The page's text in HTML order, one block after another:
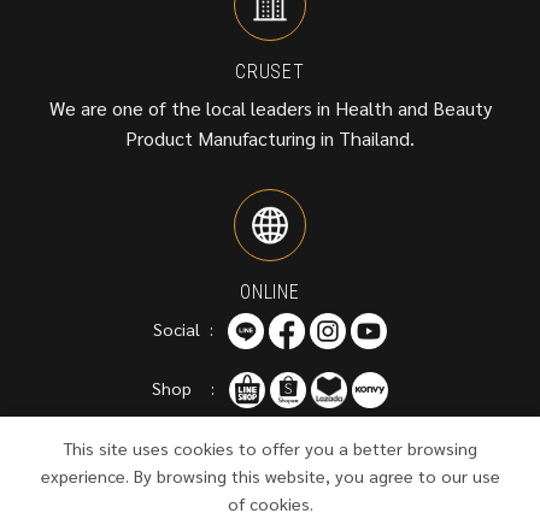
CRUSET
We are one of the local leaders in Health and Beauty
Product Manufacturing in Thailand.
ONLINE
Social :
Shop :
This site uses cookies to offer you a better browsing
experience. By browsing this website, you agree to our use
of cookies.